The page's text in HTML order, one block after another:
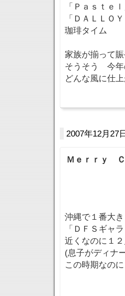
「Ｐａｓｔｅ
「ＤＡＬＬＯ
珈琲タイム
家族が揃って
そうそう 今
どんな風に仕
2007年12月27
Ｍｅｒｒｙ
沖縄で１番大
「ＤＦＳギャ
近くなのに１
(息子がディナ
この時期なの